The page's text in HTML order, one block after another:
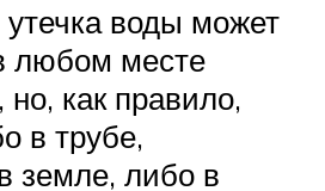
воды может
любом месте
как правило,
в трубе,
земле, либо в